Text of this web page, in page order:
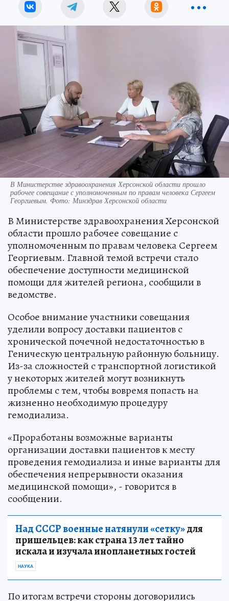
В Министерстве здравоохранения Херсонской области прошло
рабочее совещание с уполномоченным по правам человека Сергеем
Георгиевым. Фото: Минздрав Херсонской области
В Министерстве здравоохранения Херсонской
области прошло рабочее совещание с
уполномоченным по правам человека Сергеем
Георгиевым. Главной темой встречи стало
обеспечение доступности медицинской
помощи для жителей региона, сообщили в
ведомстве.
Особое внимание участники совещания
уделили вопросу доставки пациентов с
хронической почечной недостаточностью в
Геническую центральную районную больницу.
Из-за сложностей с транспортной логистикой
у некоторых жителей могут возникнуть
проблемы с тем, чтобы вовремя попасть на
жизненно необходимую процедуру
гемодиализа.
«Проработаны возможные варианты
организации доставки пациентов к месту
проведения гемодиализа и иные варианты для
обеспечения непрерывности оказания
медицинской помощи», - говорится в
сообщении.
Над СССР военные натянули «сетку»для
пришельцев: как страна 13 лет тайно
искала и изучала инопланетных гостей
НАУКА
По итогам встречи стороны договорились